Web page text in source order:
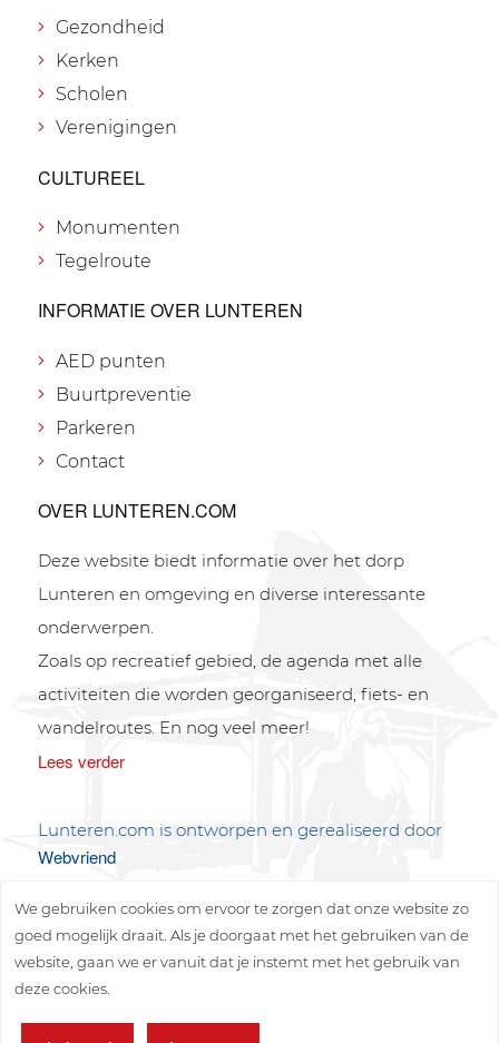
Gezondheid
Kerken
Scholen
Verenigingen
CULTUREEL
Monumenten
Tegelroute
INFORMATIE OVER LUNTEREN
AED punten
Buurtpreventie
Parkeren
Contact
OVER LUNTEREN.COM
Deze website biedt informatie over het dorp
Lunteren en omgeving en diverse interessante
onderwerpen.
Zoals op recreatief gebied, de agenda met alle
activiteiten die worden georganiseerd, fiets- en
wandelroutes. En nog veel meer!
Lees verder
Lunteren.com is ontworpen en gerealiseerd door
Webvriend
We gebruiken cookies om ervoor te zorgen dat onze website zo
goed mogelijk draait. Als je doorgaat met het gebruiken van de
website, gaan we er vanuit dat je instemt met het gebruik van
deze cookies.